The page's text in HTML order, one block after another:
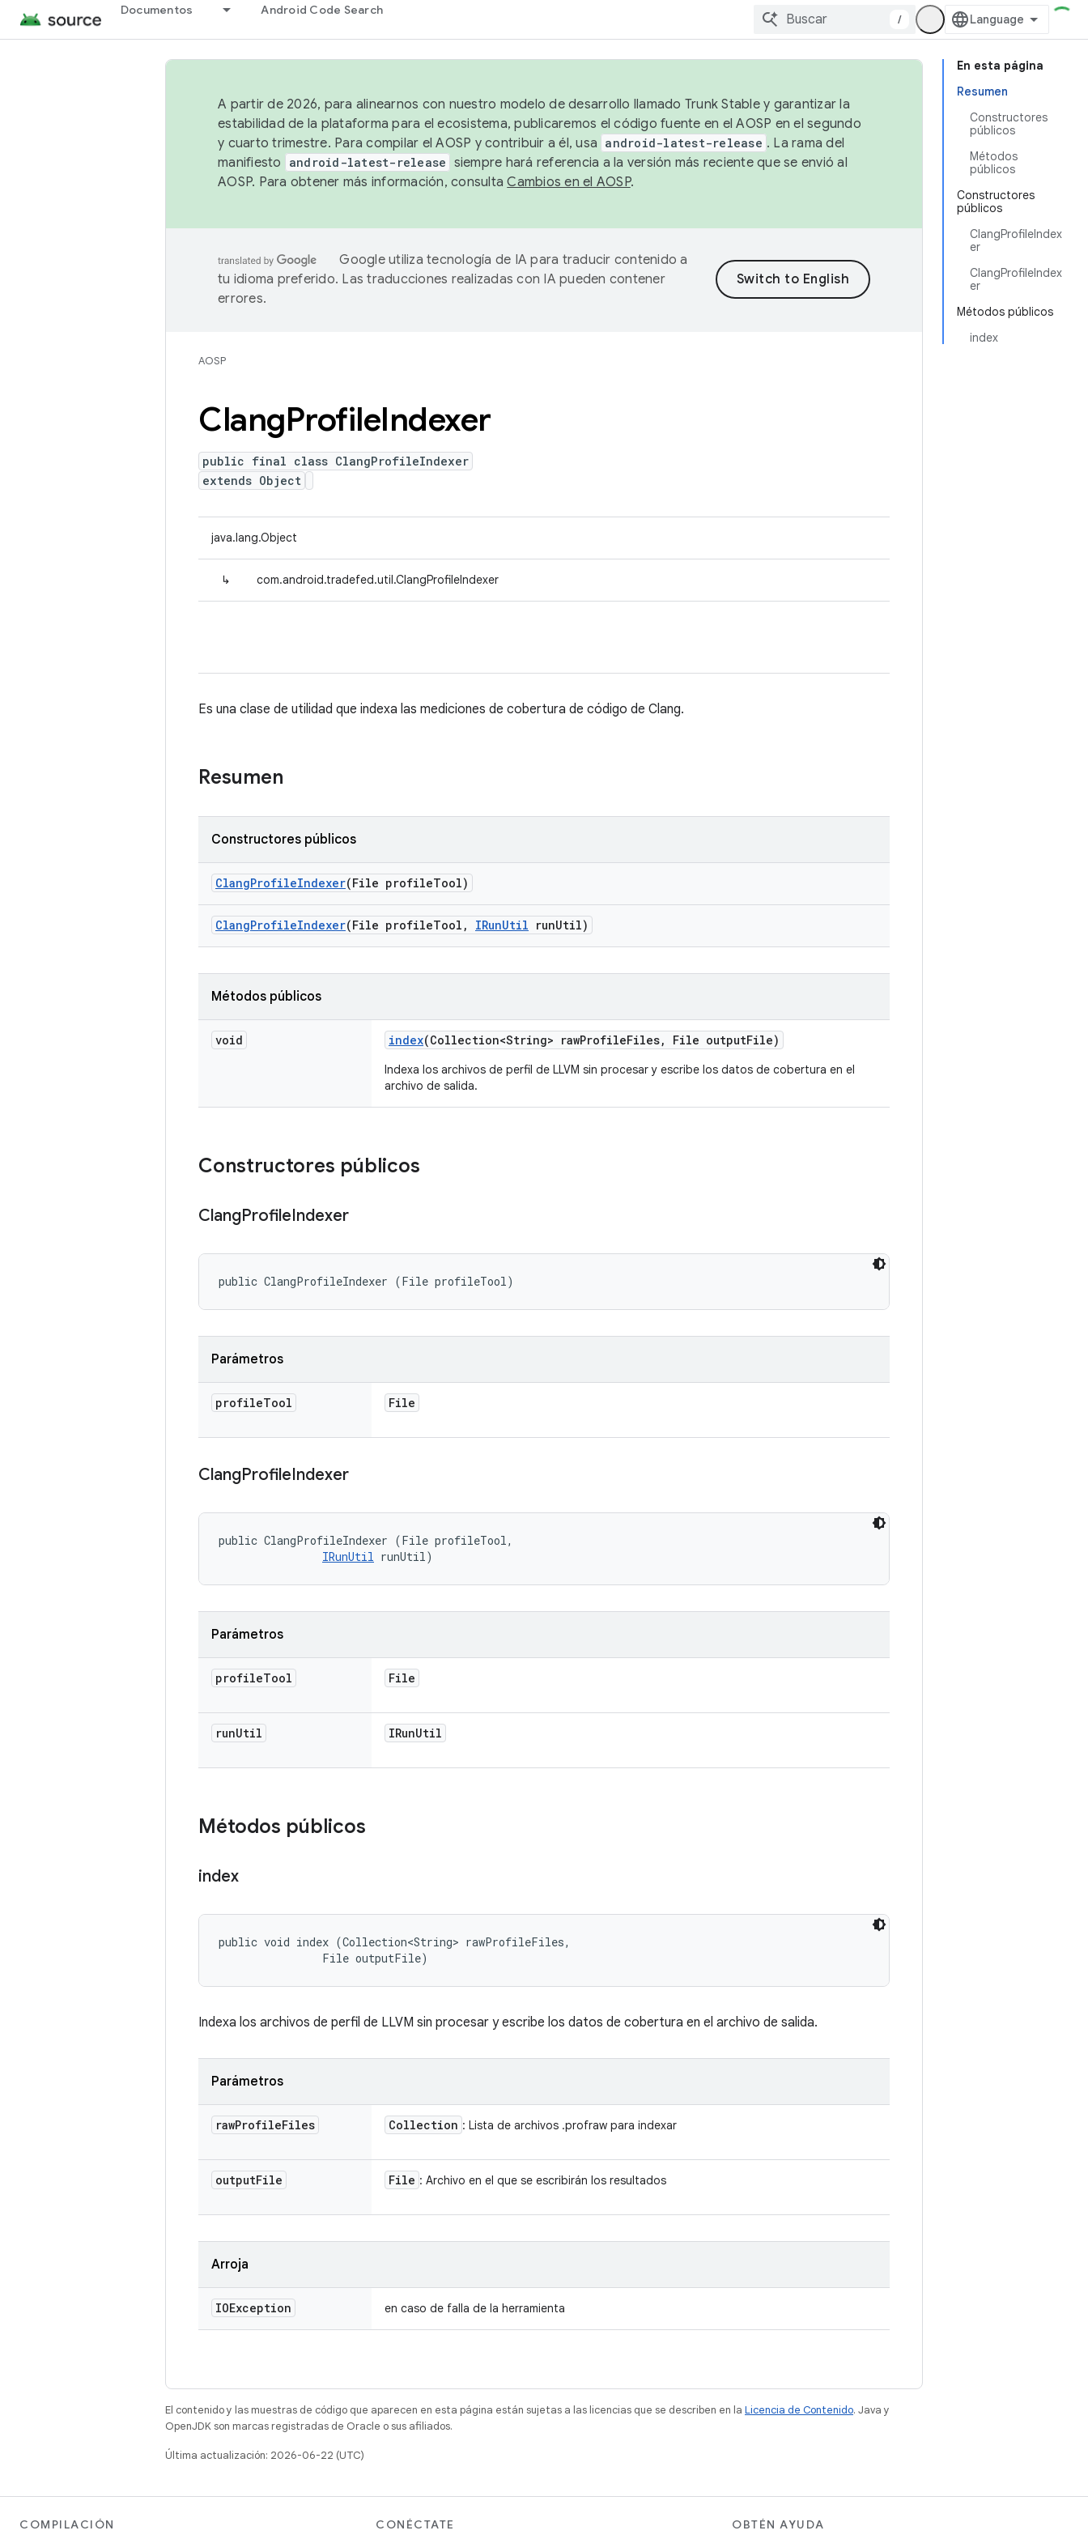
Documentos Android Code Search
/
En esta página
Resumen
Constructores
públicos
Métodos
públicos
Constructores
públicos
ClangProfileIndex
er
ClangProfileIndex
er
Métodos públicos
index
A partir de 2026, para alinearnos con nuestro modelo de desarrollo llamado Trunk Stable y garantizar la
estabilidad de la plataforma para el ecosistema, publicaremos el código fuente en el AOSP en el segundo
y cuarto trimestre. Para compilar el AOSP y contribuir a él, usa android-latest-release . La rama del
manifiesto
android-latest-release siempre hará referencia a la versión más reciente que se envió al
AOSP. Para obtener más información, consultaCambios en el AOSP.
Google utiliza tecnología de IA para traducir contenido a
tu idioma preferido. Las traducciones realizadas con IA pueden contener
errores.
AOSP
ClangProfileIndexer
public final class ClangProfileIndexer
extends Object
java.lang.Object
↳ com.android.tradefed.util.ClangProfileIndexer
Es una clase de utilidad que indexa las mediciones de cobertura de código de Clang.
Resumen
Constructores públicos
ClangProfileIndexer(File profileTool)
ClangProfileIndexer(File profileTool , IRunUtil runUtil)
Métodos públicos
void index(Collection<String> rawProfileFiles, File outputFile)
Indexa los archivos de perfil de LLVM sin procesar y escribe los datos de cobertura en el
archivo de salida.
Constructores públicos
ClangProfileIndexer
public ClangProfileIndexer (File profileTool)
Parámetros
profileTool File
ClangProfileIndexer
public ClangProfileIndexer (File profileTool,
IRunUtil runUtil)
Parámetros
profileTool File
runUtil IRunUtil
Métodos públicos
index
public void index (Collection<String> rawProfileFiles,
                File outputFile)
Indexa los archivos de perfil de LLVM sin procesar y escribe los datos de cobertura en el archivo de salida.
Parámetros
rawProfileFiles Collection : Lista de archivos .profraw para indexar
outputFile File : Archivo en el que se escribirán los resultados
Arroja
IOException en caso de falla de la herramienta
El contenido y las muestras de código que aparecen en esta página están sujetas a las licencias que se describen en la Licencia de Contenido. Java y
OpenJDK son marcas registradas de Oracle o sus afiliados.
Última actualización: 2026-06-22 (UTC)
COMPILACIÓN CONÉCTATE OBTÉN AYUDA